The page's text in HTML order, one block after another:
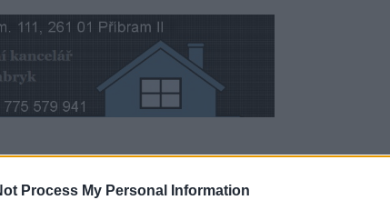
Process My Personal Information
má pomoci řešit několik nových
navíc uvažuje i o zavedení barevných